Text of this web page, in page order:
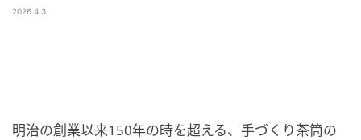
2026.4.3
明治の創業以来150年の時を超える、手づくり茶筒の